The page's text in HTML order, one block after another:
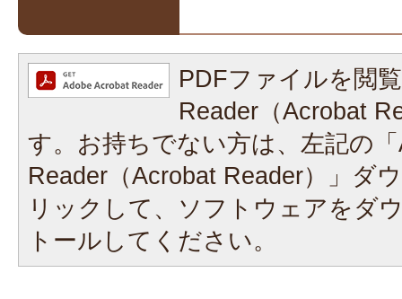
PDFファイルを閲
Reader（Acrobat
す。お持ちでない方は、左記の
Reader（Acrobat Reader）」ダ
リックして、ソフトウェアをダ
トールしてください。